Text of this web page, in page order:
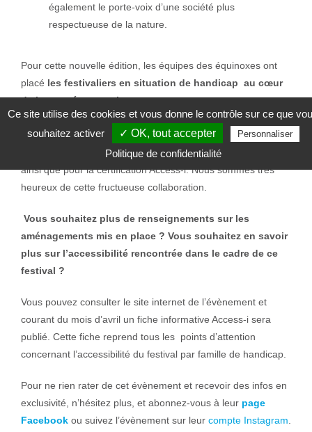
également le porte-voix d’une société plus
respectueuse de la nature.
Pour cette nouvelle édition, les équipes des équinoxes ont
placé les festivaliers en situation de handicap au cœur
de leurs préoccupations, mettant tout en œuvre pour
proposer une fête confortable et accessible pour tou.te.s.
Esenca et son service Handyaccessibleont accompagné
le festival tout au long du processus de mise en accessibilité,
ainsi que pour la certification Access-i. Nous sommes très
heureux de cette fructueuse collaboration.
Vous souhaitez plus de renseignements sur les
aménagements mis en place ? Vous souhaitez en savoir
plus sur l’accessibilité rencontrée dans le cadre de ce
festival ?
Vous pouvez consulter le site internet de l’évènement et
courant du mois d’avril un fiche informative Access-i sera
publié. Cette fiche reprend tous les points d’attention
concernant l’accessibilité du festival par famille de handicap.
Pour ne rien rater de cet évènement et recevoir des infos en
exclusivité, n’hésitez plus, et abonnez-vous à leur page
Facebook ou suivez l’évènement sur leur compte Instagram
Ce site utilise des cookies et vous donne le contrôle sur ce que
souhaitez activer
✓ OK, tout accepter Personnaliser
Politique de confidentialité